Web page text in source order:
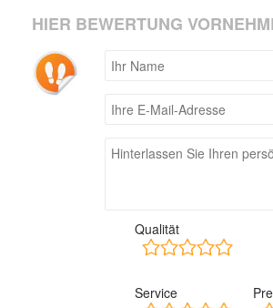
HIER BEWERTUNG
Qualität
Service